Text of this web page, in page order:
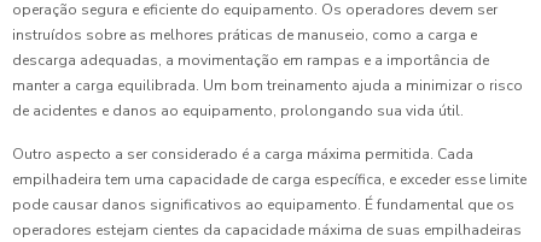
operação segura e eficiente do equipamento. Os operadores devem ser
instruídos sobre as melhores práticas de manuseio, como a carga e
descarga adequadas, a movimentação em rampas e a importância de
manter a carga equilibrada. Um bom treinamento ajuda a minimizar o risco
de acidentes e danos ao equipamento, prolongando sua vida útil.
Outro aspecto a ser considerado é a carga máxima permitida. Cada
empilhadeira tem uma capacidade de carga específica, e exceder esse limite
pode causar danos significativos ao equipamento. É fundamental que os
operadores estejam cientes da capacidade máxima de suas empilhadeiras